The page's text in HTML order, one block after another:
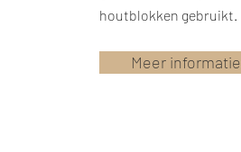
houtblokken gebruikt.
Meer informatie